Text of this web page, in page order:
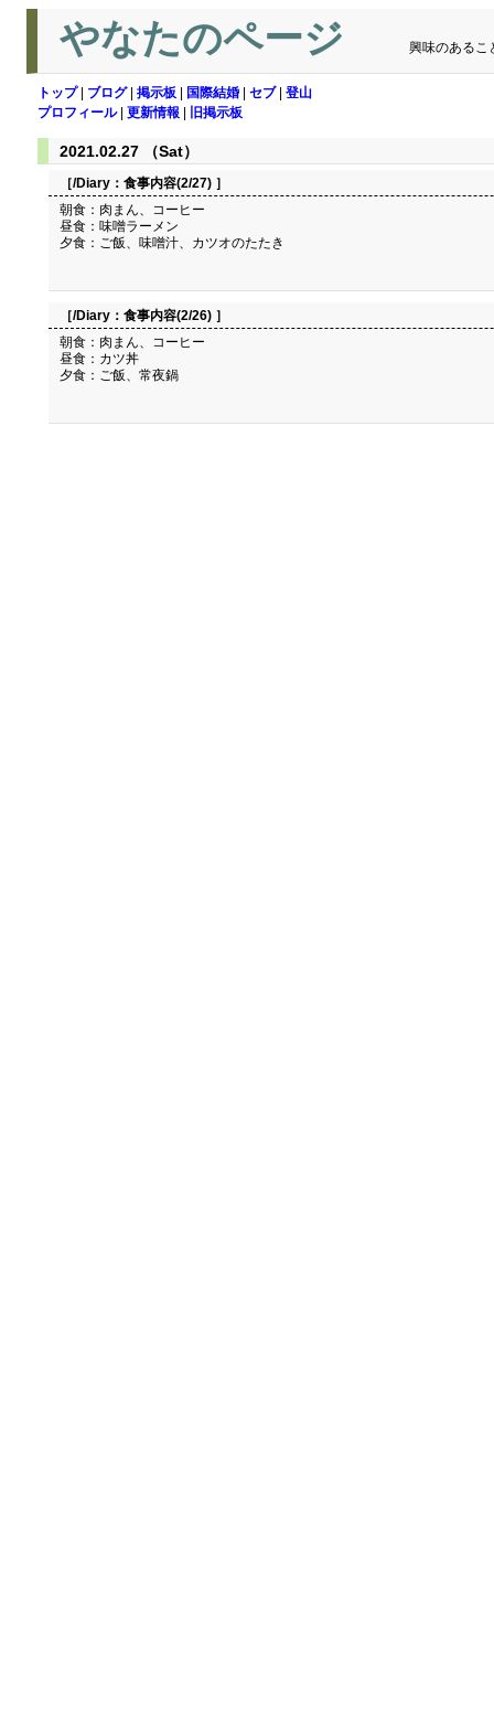
やなたのページ 興味のあるこ
トップ| ブログ| 掲示板 国際結婚 セブ| 登山
プロフィール| 更新情報 旧掲示板
2021.02.27 （Sat）
［/Diary： 食事内容(2/27) ］
朝食：肉まん、コーヒー
昼食：味噌ラーメン
夕食：ご飯、味噌汁、カツオのたたき
［/Diary： 食事内容(2/26) ］
朝食：肉まん、コーヒー
昼食：カツ丼
夕食：ご飯、常夜鍋